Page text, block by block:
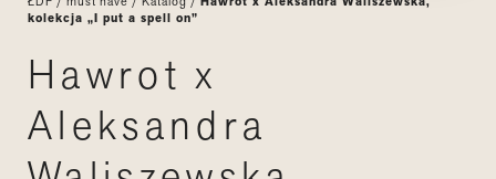
kolekcja „I put a spell on”
Hawrot x
Aleksandra